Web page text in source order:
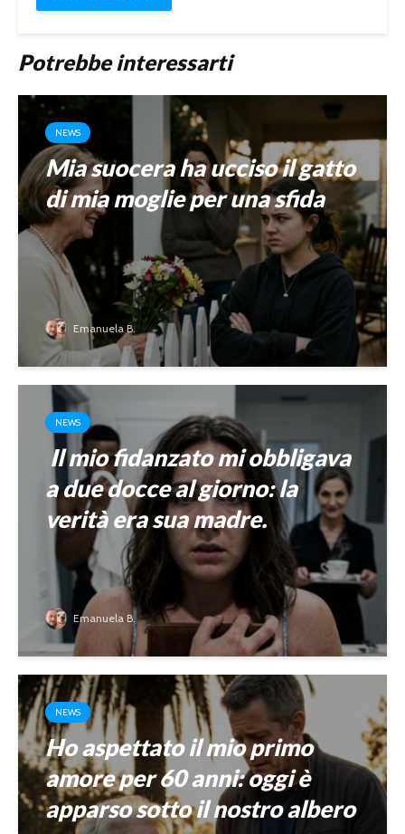
Potrebbe interessarti
NEWS
Mia suocera ha ucciso il gatto
di mia moglie per una sfida
Emanuela B.
NEWS
Il mio fidanzato mi obbligava
a due docce al giorno: la
verità era sua madre.
Emanuela B.
NEWS
Ho aspettato il mio primo
amore per 60 anni: oggi è
apparso sotto il nostro albero